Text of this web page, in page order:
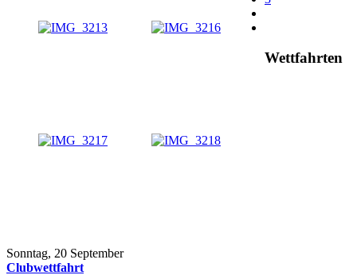
Wettfahrten
Sonntag, 20 September
Clubwettfahrt